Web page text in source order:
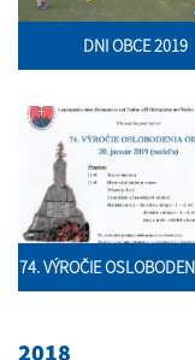
DNI OBCE 2019
74. VÝROČIE
2018